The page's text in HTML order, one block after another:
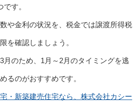
す。
や金利の状況を、税金では譲渡所得税
を確認しましょう。
月のため、1月～2月のタイミングを逃
るのがおすすめです。
・新築建売住宅なら、株式会社カシー